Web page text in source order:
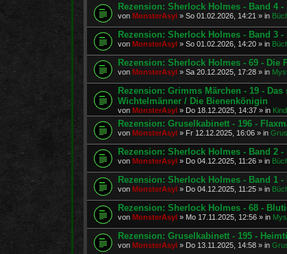
Rezension: Sherlock Holmes - Band 4
von MonsterAsyl » So 01.02.2026, 14:21 » in
Rezension: Sherlock Holmes - Band 3
von MonsterAsyl » So 01.02.2026, 14:20 » in
Rezension: Sherlock Holmes - 69 - Die
von MonsterAsyl » Sa 20.12.2025, 17:28 » in
Rezension: Grimms Märchen - 19 -
Wichtelmänner / Die Bienenkönigin
von MonsterAsyl » Do 18.12.2025, 14:37 » in
Rezension: Gruselkabinett - 196 -
von MonsterAsyl » Fr 12.12.2025, 16:06 » in
Rezension: Sherlock Holmes - Band 2
von MonsterAsyl » Do 04.12.2025, 11:26 » in
Rezension: Sherlock Holmes - Band 1
von MonsterAsyl » Do 04.12.2025, 11:25 » in
Rezension: Sherlock Holmes - 68 -
von MonsterAsyl » Mo 17.11.2025, 12:56 » in
Rezension: Gruselkabinett - 195 -
von MonsterAsyl » Do 13.11.2025, 14:58 » in